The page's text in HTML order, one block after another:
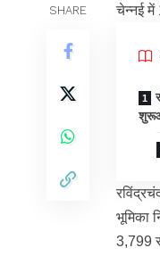
SHARE
चेन्नई
भूमिका
3,799